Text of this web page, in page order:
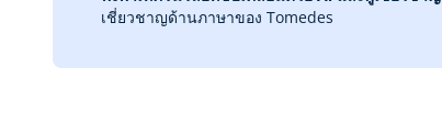
เชี่ยวชาญด้านภาษาของ Tomedes